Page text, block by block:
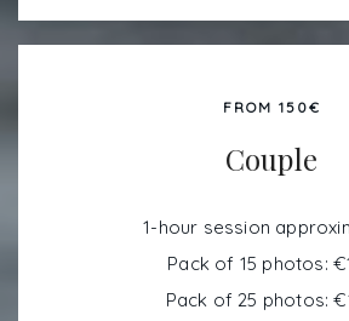
FROM 150€
Couple
1-hour session
Pack of 15 photos:
Pack of 25 photos: